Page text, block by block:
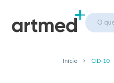
O
Início CID-10